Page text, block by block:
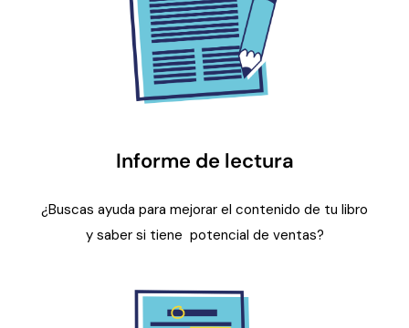
Informe de lectura
¿Buscas ayuda para mejorar el contenido de tu libro
y saber si tiene potencial de ventas?